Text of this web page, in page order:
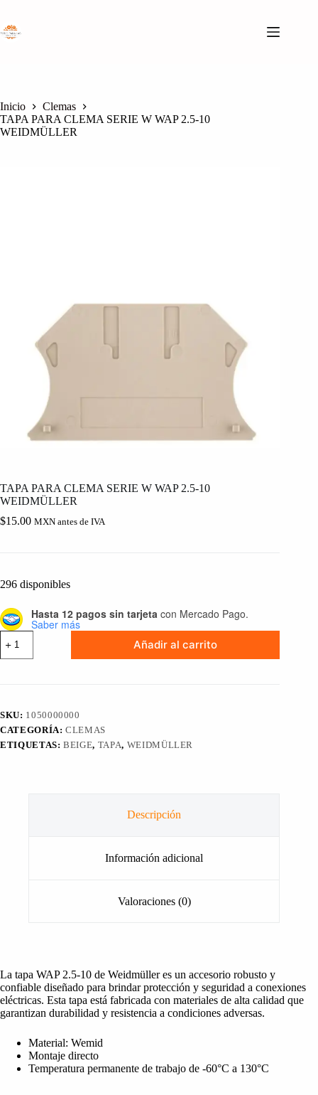
contenido
Inicio
Clemas
TAPA PARA CLEMA SERIE W WAP 2.5-10
WEIDMÜLLER
TAPA PARA CLEMA SERIE W WAP 2.5-10
WEIDMÜLLER
$15.00 MXN antes de IVA
296 disponibles
Hasta 12 pagos sin tarjeta con Mercado Pago.
Saber más
TAPA
PARA
CLEMA
10
WEIDMÜLLER
cantidad
Añadir al carrito
SKU: 1050000000
CATEGORÍA:CLEMAS
ETIQUETAS:BEIGE, TAPA, WEIDMÜLLER
Descripción
Información adicional
Valoraciones (0)
La tapa WAP 2.5-10 de Weidmüller es un accesorio robusto y
confiable diseñado para brindar protección y seguridad a conexiones
eléctricas. Esta tapa está fabricada con materiales de alta calidad que
garantizan durabilidad y resistencia a condiciones adversas.
Material: Wemid
Montaje directo
Temperatura permanente de trabajo de -60°C a 130°C